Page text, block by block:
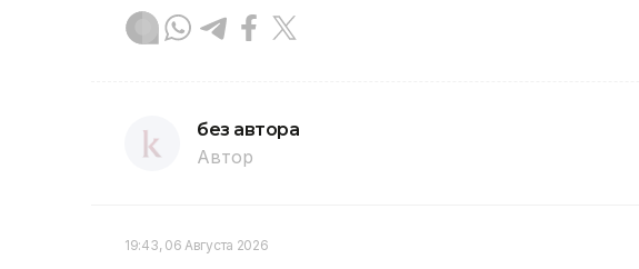
без автора
Автор
19:43, 06 Августа 2026